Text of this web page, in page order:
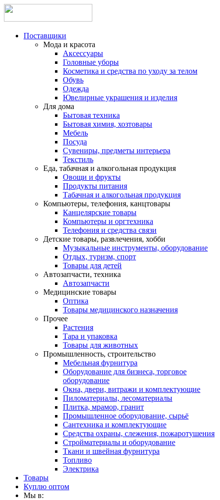
Поставщики
Мода и красота
Аксессуары
Головные уборы
Косметика и средства по уходу за телом
Обувь
Одежда
Ювелирные украшения и изделия
Для дома
Бытовая техника
Бытовая химия, хозтовары
Мебель
Посуда
Сувениры, предметы интерьера
Текстиль
Еда, табачная и алкогольная продукция
Овощи и фрукты
Продукты питания
Табачная и алкогольная продукция
Компьютеры, телефония, канцтовары
Канцелярские товары
Компьютеры и оргтехника
Телефония и средства связи
Детские товары, развлечения, хобби
Музыкальные инструменты, оборудование
Отдых, туризм, спорт
Товары для детей
Автозапчасти, техника
Автозапчасти
Медицинские товары
Оптика
Товары медицинского назначения
Прочее
Растения
Тара и упаковка
Товары для животных
Промышленность, строительство
Мебельная фурнитура
Оборудование для бизнеса, торговое
оборудование
Окна, двери, витражи и комплектующие
Пиломатериалы, лесоматериалы
Плитка, мрамор, гранит
Промышленное оборудование, сырьё
Сантехника и комплектующие
Средства охраны, слежения, пожаротушения
Стройматериалы и оборудование
Ткани и швейная фурнитура
Топливо
Электрика
Товары
Куплю оптом
Мы в: